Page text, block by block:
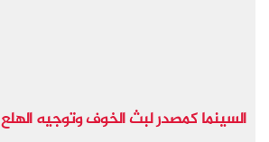
السينما كمصدر لبث الخوف وتوجيه الهلع